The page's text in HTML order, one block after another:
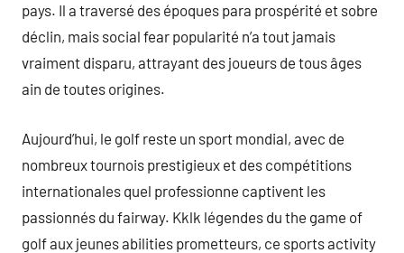
pays. Il a traversé des époques para prospérité et sobre
déclin, mais social fear popularité n’a tout jamais
vraiment disparu, attrayant des joueurs de tous âges
ain de toutes origines.
Aujourd’hui, le golf reste un sport mondial, avec de
nombreux tournois prestigieux et des compétitions
internationales quel professionne captivent les
passionnés du fairway. Kklk légendes du the game of
golf aux jeunes abilities prometteurs, ce sports activity